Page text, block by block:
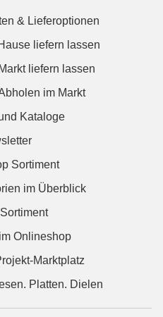
& Lieferoptionen
liefern lassen
liefern lassen
im Markt
Kataloge
Sortiment
im Überblick
Onlineshop
Marktplatz
Platten. Dielen